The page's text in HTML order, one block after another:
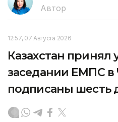
Автор
12:57, 07 Августа 2026
Казахстан принял
заседании ЕМПС в
подписаны шесть